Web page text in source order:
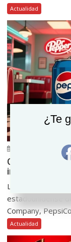
Actualidad
Gigantes de
ingredientes vía
Las tres
estadounidense
Company,
Actualidad
¿Te